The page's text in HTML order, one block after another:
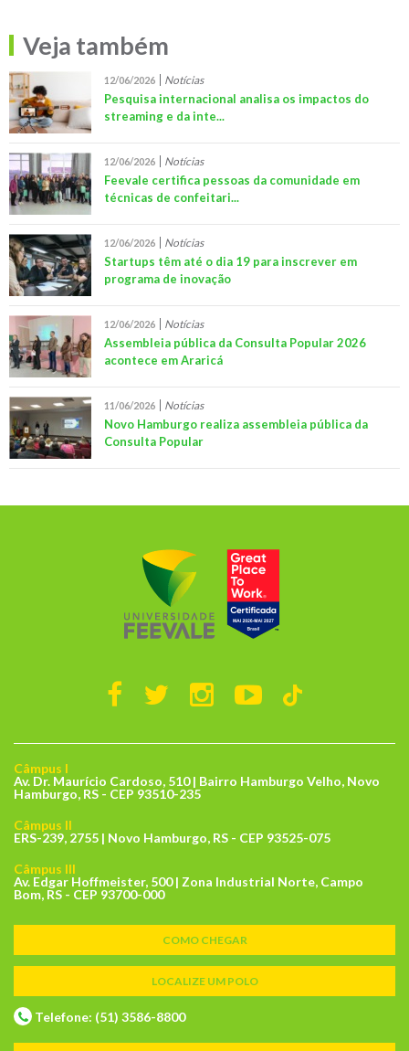
Veja também
12/06/2026 Notícias
Pesquisa internacional analisa os impactos do
streaming e da inte...
12/06/2026 Notícias
Feevale certifica pessoas da comunidade em
técnicas de confeitari...
12/06/2026 Notícias
Startups têm até o dia 19 para inscrever em
programa de inovação
12/06/2026 Notícias
Assembleia pública da Consulta Popular 2026
acontece em Araricá
11/06/2026 Notícias
Novo Hamburgo realiza assembleia pública da
Consulta Popular
Câmpus I
Av. Dr. Maurício Cardoso, 510 | Bairro Hamburgo Velho, Novo
Hamburgo, RS - CEP 93510-235
Câmpus II
ERS-239, 2755 | Novo Hamburgo, RS - CEP 93525-075
Câmpus III
Av. Edgar Hoffmeister, 500 | Zona Industrial Norte, Campo
Bom, RS - CEP 93700-000
COMO CHEGAR
LOCALIZE UM POLO
Telefone: (51) 3586-8800